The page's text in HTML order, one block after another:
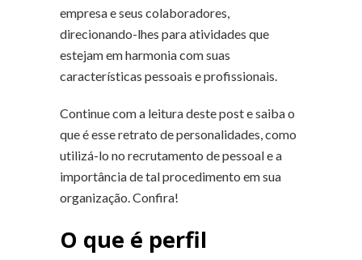
empresa e seus colaboradores,
direcionando-lhes para atividades que
estejam em harmonia com suas
características pessoais e profissionais.
Continue com a leitura deste post e saiba o
que é esse retrato de personalidades, como
utilizá-lo no recrutamento de pessoal e a
importância de tal procedimento em sua
organização. Confira!
O que é perfil